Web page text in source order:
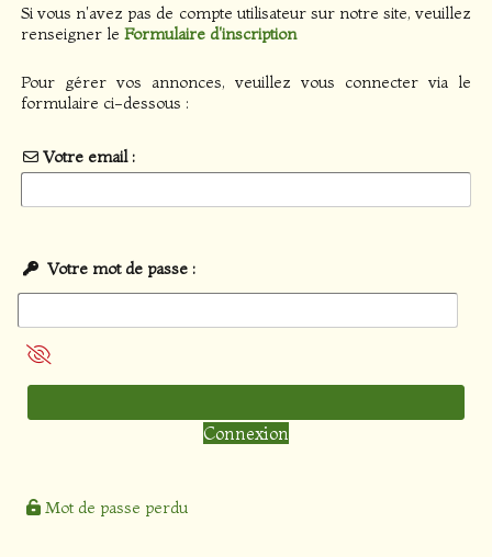
Si vous n'avez pas de compte utilisateur sur notre site, veuillez
renseigner le Formulaire d'inscription
Pour gérer vos annonces, veuillez vous connecter via le
formulaire ci-dessous :
Votre email :
Votre mot de passe :
Mot de passe perdu